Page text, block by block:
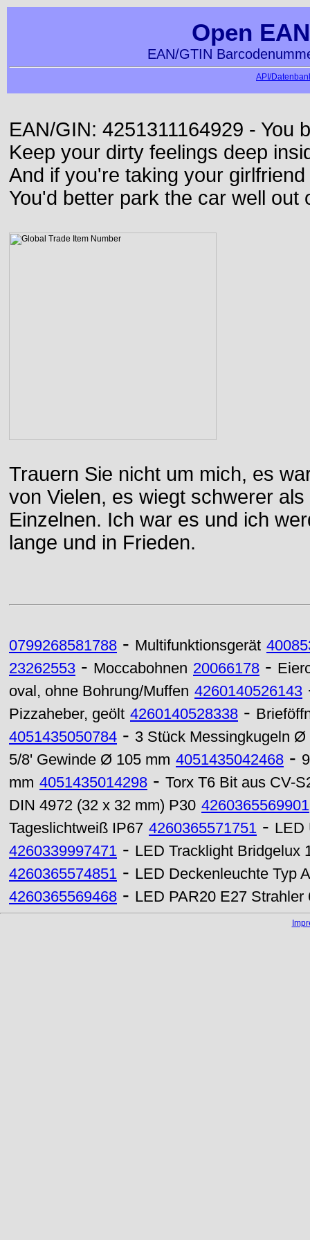
Open
EAN/GTIN
API/
EAN/GIN: 4251311164929 - You
Keep your dirty feelings deep
And if you're taking your
You'd better park the car well out
Trauern Sie nicht um mich, es
von Vielen, es wiegt schwerer
Einzelnen. Ich war es und ich
lange und in Frieden.
0799268581788 - Multifunktionsgerät
23262553 - Moccabohnen 20066178 -
oval, ohne Bohrung/Muffen 4260140526143
Pizzaheber, geölt 4260140528338 -
4051435050784 - 3 Stück Messingkugeln Ø
5/8' Gewinde Ø 105 mm 4051435042468 -
mm 4051435014298 - Torx T6 Bit aus CV-
DIN 4972 (32 x 32 mm) P30 4260365569901
Tageslichtweiß IP67 4260365571751 - LED
4260339997471 - LED Tracklight Bridgelux
4260365574851 - LED Deckenleuchte Typ
4260365569468 - LED PAR20 E27